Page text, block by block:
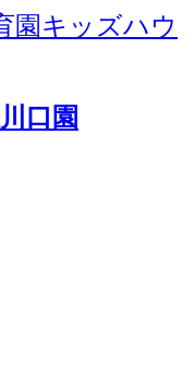
園キッズハウ